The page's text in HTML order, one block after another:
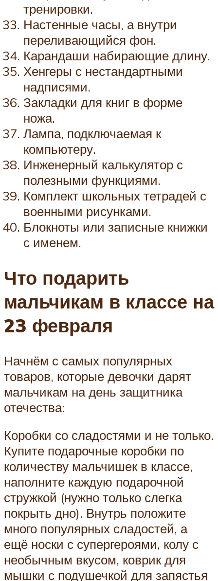
тренировки.
Настенные часы, а внутри
переливающийся фон.
Карандаши набирающие длину.
Хенгеры с нестандартными
надписями.
Закладки для книг в форме
ножа.
Лампа, подключаемая к
компьютеру.
Инженерный калькулятор с
полезными функциями.
Комплект школьных тетрадей с
военными рисунками.
Блокноты или записные книжки
с именем.
Что подарить
мальчикам в классе на
23 февраля
Начнём с самых популярных
товаров, которые девочки дарят
мальчикам на день защитника
отечества:
Коробки со сладостями и не только.
Купите подарочные коробки по
количеству мальчишек в классе,
наполните каждую подарочной
стружкой (нужно только слегка
покрыть дно). Внутрь положите
много популярных сладостей, а
ещё носки с супергероями, колу с
необычным вкусом, коврик для
мышки с подушечкой для запястья